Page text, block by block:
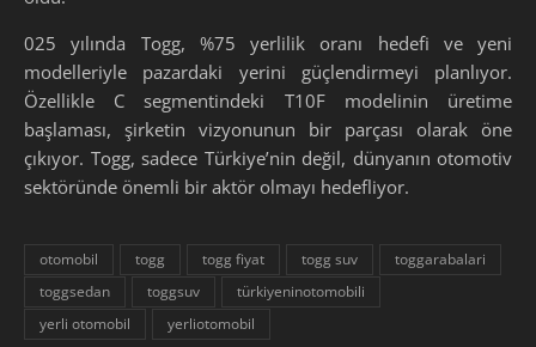
025 yılında Togg, %75 yerlilik oranı hedefi ve yeni
modelleriyle pazardaki yerini güçlendirmeyi planlıyor.
Özellikle C segmentindeki T10F modelinin üretime
başlaması, şirketin vizyonunun bir parçası olarak öne
çıkıyor. Togg, sadece Türkiye’nin değil, dünyanın otomotiv
sektöründe önemli bir aktör olmayı hedefliyor.
otomobil togg togg fiyat togg suv
toggarabalari
toggsedan
toggsuv
türkiyeninotomobili
yerli otomobil
yerliotomobil